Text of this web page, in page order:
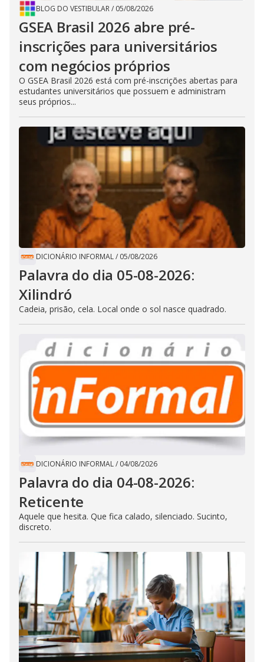
BLOG DO VESTIBULAR/ 05/08/2026
GSEA Brasil 2026 abre pré-
inscrições para universitários
com negócios próprios
O GSEA Brasil 2026 está com pré-inscrições abertas para
estudantes universitários que possuem e administram
seus próprios...
DICIONÁRIO INFORMAL/ 05/08/2026
Palavra do dia 05-08-2026:
Xilindró
Cadeia, prisão, cela. Local onde o sol nasce quadrado.
DICIONÁRIO INFORMAL/ 04/08/2026
Palavra do dia 04-08-2026:
Reticente
Aquele que hesita. Que fica calado, silenciado. Sucinto,
discreto.